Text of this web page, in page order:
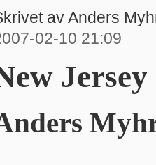
av Anders
02-10 21:09
Jersey